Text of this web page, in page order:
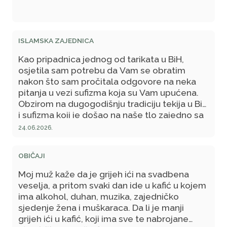
ISLAMSKA ZAJEDNICA
Kao pripadnica jednog od tarikata u BiH,
osjetila sam potrebu da Vam se obratim
nakon što sam pročitala odgovore na neka
pitanja u vezi sufizma koja su Vam upućena.
Obzirom na dugogodišnju tradiciju tekija u BiH
i sufizma koji je došao na naše tlo zajedno sa
Osmanskim Carstvom i islamom, ne kao sekta
bolesti, pogodila me Vaša konstatacija u
jednom odgovoru u kojem ste rekli da
čovjeku ne treba posrednik između njega i
Allaha dž.š., time pokazujući da mislite kako
sufije šejha smatraju, ili neuzubillah uzimaju,
za posrednika, što bi značilo da čine širk.
24.06.2026.
OBIČAJI
Moj muž kaže da je grijeh ići na svadbena
veselja, a pritom svaki dan ide u kafić u kojem
ima alkohol, duhan, muzika, zajedničko
sjedenje žena i muškaraca. Da li je manji
grijeh ići u kafić, koji ima sve te nabrojane